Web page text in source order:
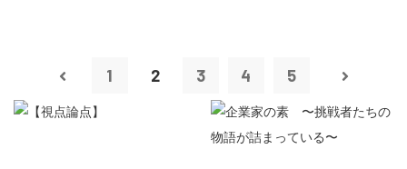
1 2 3 4 5